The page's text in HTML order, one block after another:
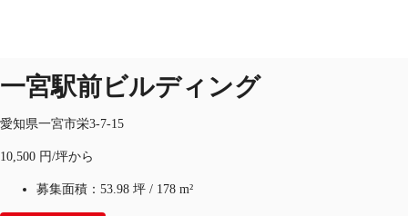
オフィス・事務所
一宮駅前ビルディング
愛知県一宮市栄3-7-15
10,500 円/坪から
募集面積： 53.98 坪 / 178 m²